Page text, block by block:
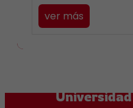
ver más
Universidad